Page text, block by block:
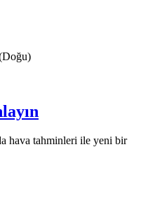
hava tahminleri ile yeni bir